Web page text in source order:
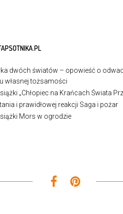
dwóch światów – opowieść o
własnej tożsamości
„Chłopiec na Krańcach Świata
i prawidłowej reakcji Saga i pożar
Mors w ogrodzie